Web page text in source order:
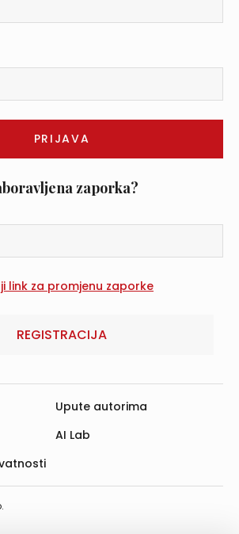
zaporka?
REGISTRACIJA
Upute autorima
AI Lab